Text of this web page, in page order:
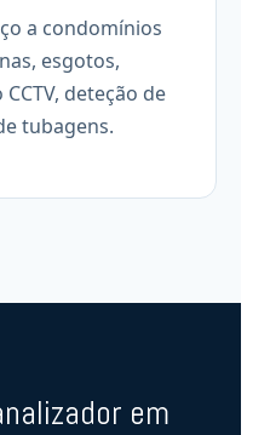
a condomínios
esgotos,
deteção de
tubagens.
em